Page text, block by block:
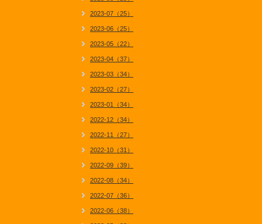
2023-07（25）
2023-06（25）
2023-05（22）
2023-04（37）
2023-03（34）
2023-02（27）
2023-01（34）
2022-12（34）
2022-11（27）
2022-10（31）
2022-09（39）
2022-08（34）
2022-07（36）
2022-06（38）